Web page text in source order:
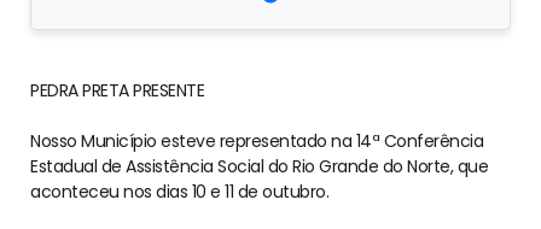
PEDRA PRETA PRESENTE
Nosso Município esteve representado na 14ª Conferência
Estadual de Assistência Social do Rio Grande do Norte, que
aconteceu nos dias 10 e 11 de outubro.